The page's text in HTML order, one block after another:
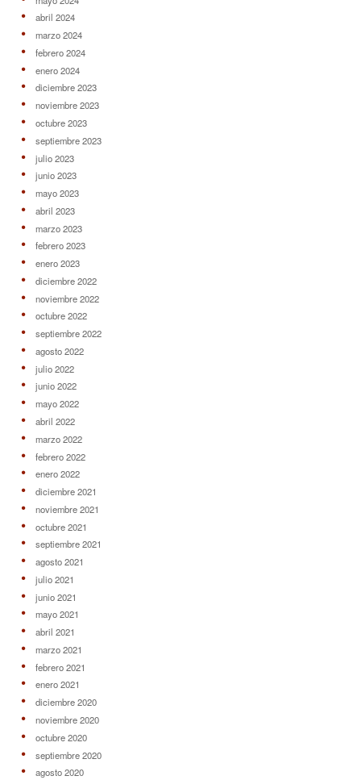
abril 2024
marzo 2024
febrero 2024
enero 2024
diciembre 2023
noviembre 2023
octubre 2023
septiembre 2023
julio 2023
junio 2023
mayo 2023
abril 2023
marzo 2023
febrero 2023
enero 2023
diciembre 2022
noviembre 2022
octubre 2022
septiembre 2022
agosto 2022
julio 2022
junio 2022
mayo 2022
abril 2022
marzo 2022
febrero 2022
enero 2022
diciembre 2021
noviembre 2021
octubre 2021
septiembre 2021
agosto 2021
julio 2021
junio 2021
mayo 2021
abril 2021
marzo 2021
febrero 2021
enero 2021
diciembre 2020
noviembre 2020
octubre 2020
septiembre 2020
agosto 2020